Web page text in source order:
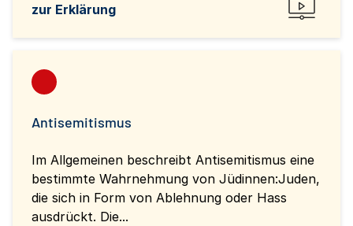
zur Erklärung
Antisemitismus
Im Allgemeinen beschreibt Antisemitismus eine
bestimmte Wahrnehmung von Jüdinnen:Juden,
die sich in Form von Ablehnung oder Hass
ausdrückt. Die...